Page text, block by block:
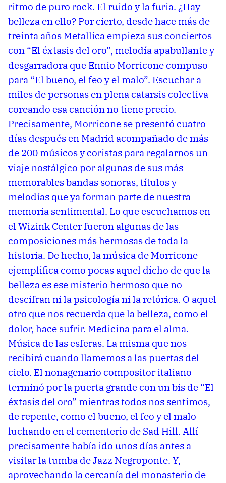
ritmo de puro rock. El ruido y la furia. ¿Hay
belleza en ello? Por cierto, desde hace más de
treinta años Metallica empieza sus conciertos
con “El éxtasis del oro”, melodía apabullante y
desgarradora que Ennio Morricone compuso
para “El bueno, el feo y el malo”. Escuchar a
miles de personas en plena catarsis colectiva
coreando esa canción no tiene precio.
Precisamente, Morricone se presentó cuatro
días después en Madrid acompañado de más
de 200 músicos y coristas para regalarnos un
viaje nostálgico por algunas de sus más
memorables bandas sonoras, títulos y
melodías que ya forman parte de nuestra
memoria sentimental. Lo que escuchamos en
el Wizink Center fueron algunas de las
composiciones más hermosas de toda la
historia. De hecho, la música de Morricone
ejemplifica como pocas aquel dicho de que la
belleza es ese misterio hermoso que no
descifran ni la psicología ni la retórica. O aquel
otro que nos recuerda que la belleza, como el
dolor, hace sufrir. Medicina para el alma.
Música de las esferas. La misma que nos
recibirá cuando llamemos a las puertas del
cielo. El nonagenario compositor italiano
terminó por la puerta grande con un bis de “El
éxtasis del oro” mientras todos nos sentimos,
de repente, como el bueno, el feo y el malo
luchando en el cementerio de Sad Hill. Allí
precisamente había ido unos días antes a
visitar la tumba de Jazz Negroponte. Y,
aprovechando la cercanía del monasterio de